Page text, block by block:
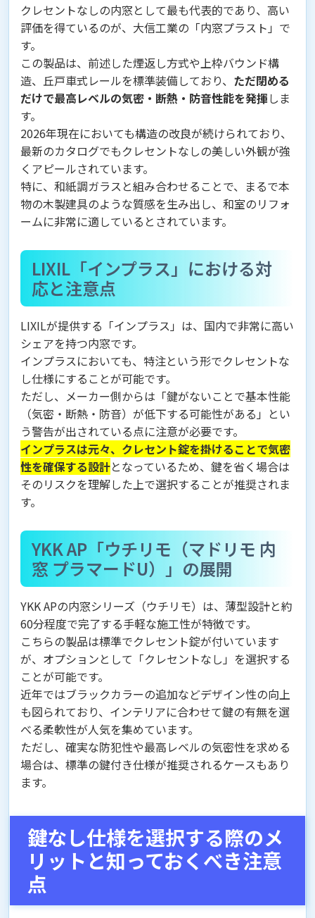
クレセントなしの内窓として最も代表的であり、高い
評価を得ているのが、大信工業の「内窓プラスト」で
す。
この製品は、前述した煙返し方式や上枠バウンド構
造、丘戸車式レールを標準装備しており、 ただ閉める
だけで最高レベルの気密・断熱・防音性能を発揮しま
す。
2026年現在においても構造の改良が続けられており、
最新のカタログでもクレセントなしの美しい外観が強
くアピールされています。
特に、和紙調ガラスと組み合わせることで、まるで本
物の木製建具のような質感を生み出し、和室のリフォ
ームに非常に適しているとされています。
LIXIL「インプラス」における対
応と注意点
LIXILが提供する「インプラス」は、国内で非常に高い
シェアを持つ内窓です。
インプラスにおいても、特注という形でクレセントな
し仕様にすることが可能です。
ただし、メーカー側からは「鍵がないことで基本性能
（気密・断熱・防音）が低下する可能性がある」とい
う警告が出されている点に注意が必要です。
インプラスは元々、クレセント錠を掛けることで気密
性を確保する設計となっているため、鍵を省く場合は
そのリスクを理解した上で選択することが推奨されま
す。
YKK AP「ウチリモ（マドリモ 内
窓 プラマードU）」の展開
YKK APの内窓シリーズ（ウチリモ）は、薄型設計と約
60分程度で完了する手軽な施工性が特徴です。
こちらの製品は標準でクレセント錠が付いています
が、オプションとして「クレセントなし」を選択する
ことが可能です。
近年ではブラックカラーの追加などデザイン性の向上
も図られており、インテリアに合わせて鍵の有無を選
べる柔軟性が人気を集めています。
ただし、確実な防犯性や最高レベルの気密性を求める
場合は、標準の鍵付き仕様が推奨されるケースもあり
ます。
鍵なし仕様を選択する際のメ
リットと知っておくべき注意
点